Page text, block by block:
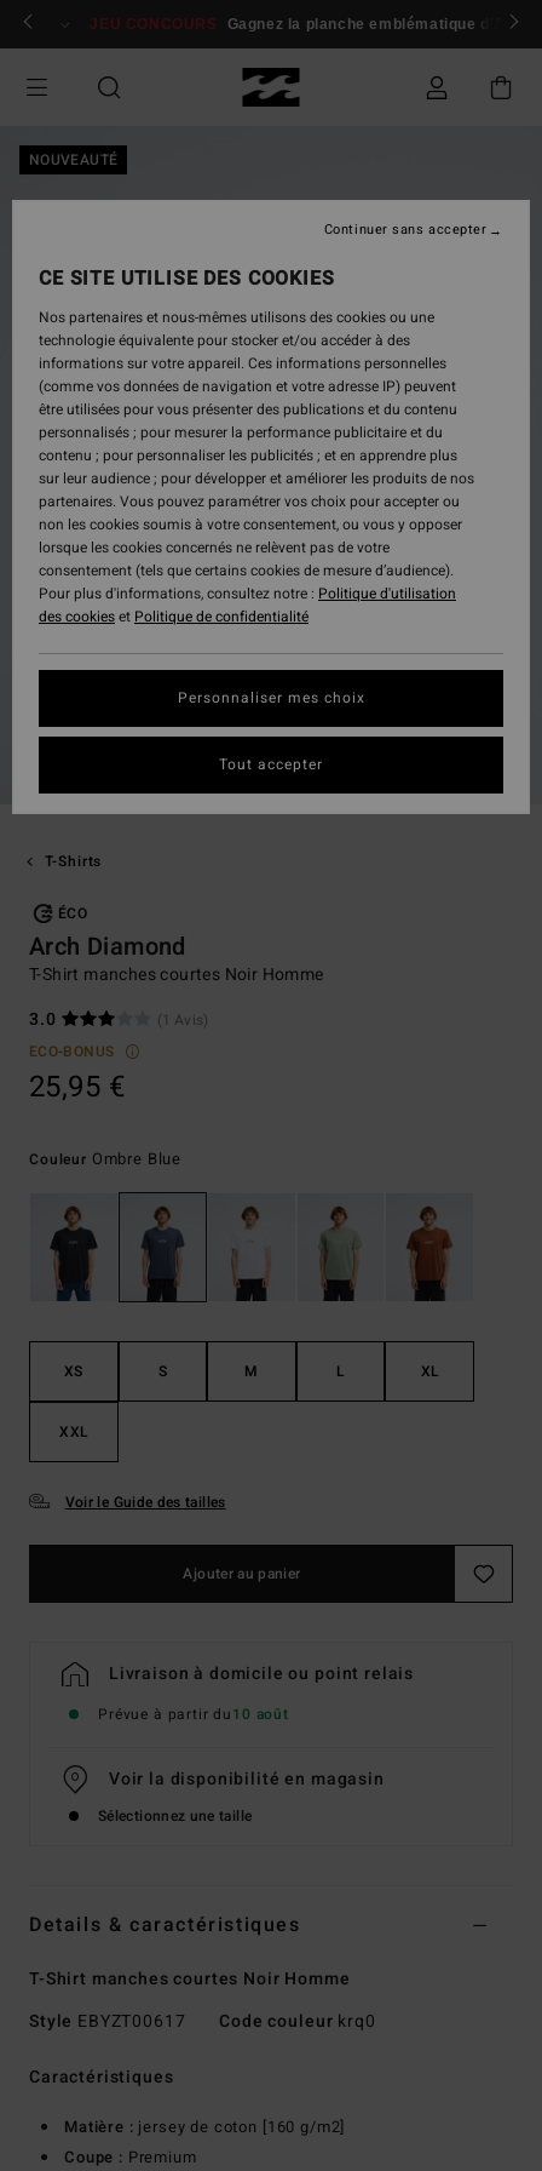
Passer
Se connecter / s'inscrire
JEU CONCOURS Gagnez la planche emblématique d'Andy
NOUVEAUTÉ
T-Shirts
ÉCO
Arch Diamond
T-Shirt manches courtes Noir Homme
3.0
(1 Avis)
ECO-BONUS
25,95 €
Couleur Ombre Blue
XS S M L XL
XXL
Voir le Guide des tailles
Ajouter au panier
Livraison à domicile ou point relais
Prévue à partir du10 août
Voir la disponibilité en magasin
Sélectionnez une taille
Details & caractéristiques
T-Shirt manches courtes Noir Homme
Style EBYZT00617 Code couleur krq0
Caractéristiques
Matière : jersey de coton [160 g/m2]
Coupe : Premium
CE SITE UTILISE DES COOKIES
Nos partenaires et nous-mêmes utilisons des cookies ou une
technologie équivalente pour stocker et/ou accéder à des
informations sur votre appareil. Ces informations personnelles
(comme vos données de navigation et votre adresse IP) peuvent
être utilisées pour vous présenter des publications et du contenu
personnalisés ; pour mesurer la performance publicitaire et du
contenu ; pour personnaliser les publicités ; et en apprendre plus
sur leur audience ; pour développer et améliorer les produits de nos
partenaires. Vous pouvez paramétrer vos choix pour accepter ou
non les cookies soumis à votre consentement, ou vous y opposer
lorsque les cookies concernés ne relèvent pas de votre
consentement (tels que certains cookies de mesure d’audience).
Pour plus d'informations, consultez notre : Politique d'utilisation
des cookieset Politique de confidentialité
Personnaliser mes choix
Continuer sans accepter
Tout accepter